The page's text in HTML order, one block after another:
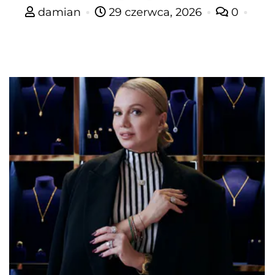
damian 29 czerwca, 2026 0